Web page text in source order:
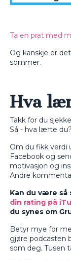
Ta en prat med
Og kanskje er
sommer.
Hva
Takk for du
Så - hva lærte du?
Om du fikk verdi
Facebook og
motivasjon og
Andre
Kan du være så
din rating på
du synes om
Betyr mye for
gjøre podcasten
som deg. Tusen